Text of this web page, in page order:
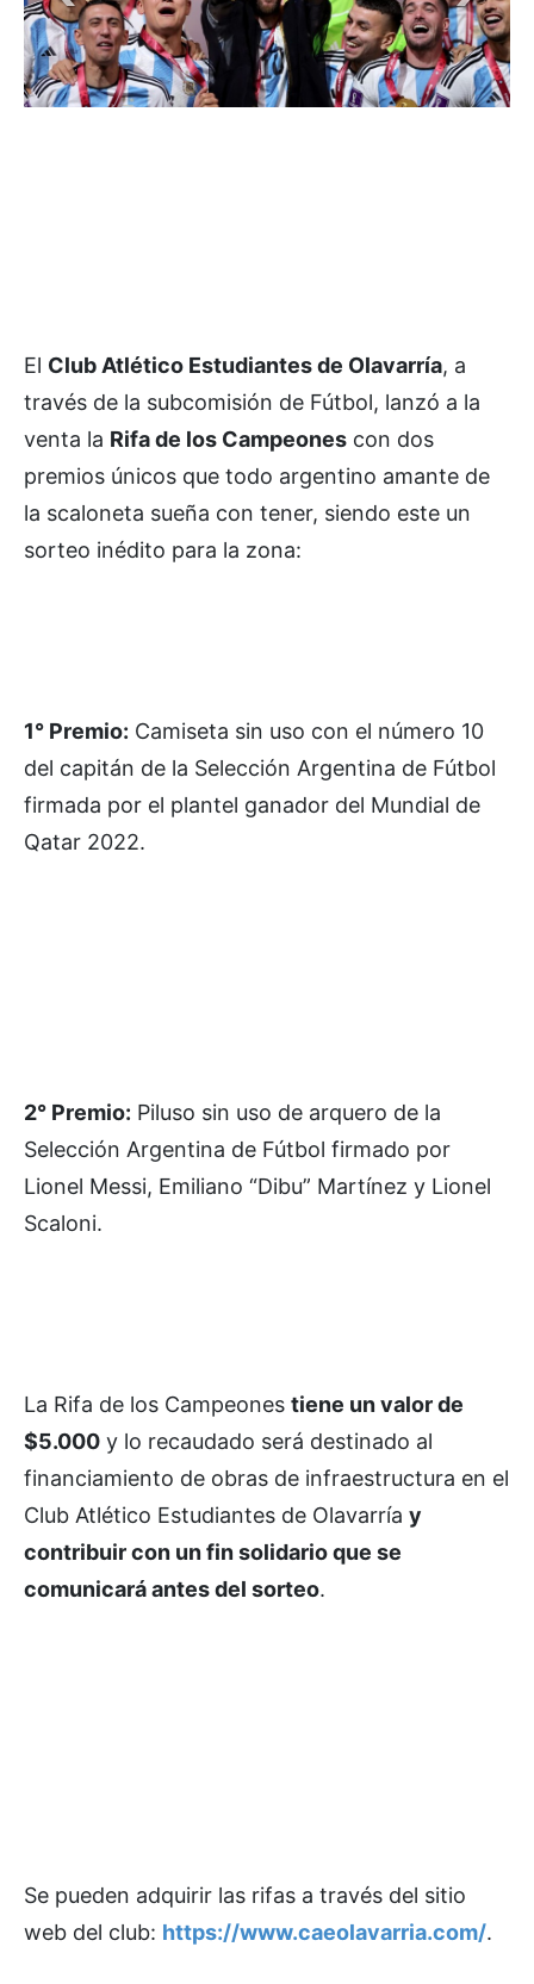
El Club Atlético Estudiantes de Olavarría, a
través de la subcomisión de Fútbol, lanzó a la
venta la Rifa de los Campeones con dos
premios únicos que todo argentino amante de
la scaloneta sueña con tener, siendo este un
sorteo inédito para la zona:
1° Premio: Camiseta sin uso con el número 10
del capitán de la Selección Argentina de Fútbol
firmada por el plantel ganador del Mundial de
Qatar 2022.
2° Premio: Piluso sin uso de arquero de la
Selección Argentina de Fútbol firmado por
Lionel Messi, Emiliano “Dibu” Martínez y Lionel
Scaloni.
La Rifa de los Campeones tiene un valor de
$5.000 y lo recaudado será destinado al
financiamiento de obras de infraestructura en el
Club Atlético Estudiantes de Olavarría y
contribuir con un fin solidario que se
comunicará antes del sorteo.
Se pueden adquirir las rifas a través del sitio
web del club: https://www.caeolavarria.com/.